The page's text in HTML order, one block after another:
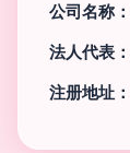
公司名称：
法人代表：
注册地址：